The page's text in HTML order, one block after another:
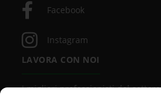
Facebook
Instagram
LAVORA CON NOI
I migliori professionisti del settore